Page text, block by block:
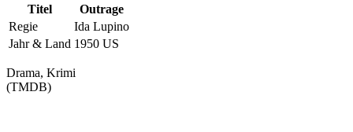
Titel
Outrage
Regie
Ida Lupino
Jahr & Land 1950 US
Drama, Krimi
(TMDB)